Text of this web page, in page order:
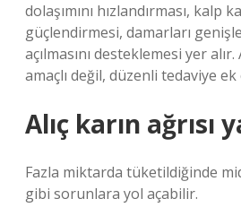
dolaşımını hızlandırması, kalp
güçlendirmesi, damarları
açılmasını desteklemesi yer
amaçlı değil, düzenli tedaviye
Alıç karın ağrısı
Fazla miktarda tüketildiğinde
gibi sorunlara yol açabilir.